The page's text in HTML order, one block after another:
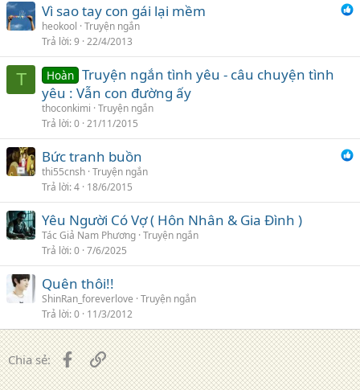
Vì sao tay con gái lại mềm
heokool Truyện ngắn
Trả lời 9 22/4/2013
T Hoàn Truyện ngắn tình yêu - câu chuyện tình
yêu : Vẫn con đường ấy
thoconkimi Truyện ngắn
Trả lời 0 21/11/2015
Bức tranh buồn
thi55cnsh Truyện ngắn
Trả lời 4 18/6/2015
Yêu Người Có Vợ ( Hôn Nhân & Gia Đình )
Tác Giả Nam Phương Truyện ngắn
Trả lời 0 7/6/2025
Quên thôi!!
ShinRan_foreverlove Truyện ngắn
Trả lời 0 11/3/2012
Chia sẻ: FacebookLiên kết